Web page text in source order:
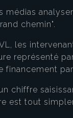
médias
chemin".
les
représenté
financement
chiffre
est tout